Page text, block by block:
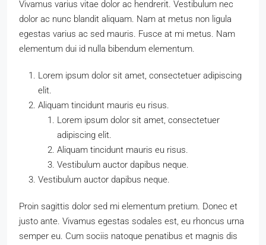
Vivamus varius vitae dolor ac hendrerit. Vestibulum nec
dolor ac nunc blandit aliquam. Nam at metus non ligula
egestas varius ac sed mauris. Fusce at mi metus. Nam
elementum dui id nulla bibendum elementum.
Lorem ipsum dolor sit amet, consectetuer adipiscing
elit.
Aliquam tincidunt mauris eu risus.
Lorem ipsum dolor sit amet, consectetuer
adipiscing elit.
Aliquam tincidunt mauris eu risus.
Vestibulum auctor dapibus neque.
Vestibulum auctor dapibus neque.
Proin sagittis dolor sed mi elementum pretium. Donec et
justo ante. Vivamus egestas sodales est, eu rhoncus urna
semper eu. Cum sociis natoque penatibus et magnis dis